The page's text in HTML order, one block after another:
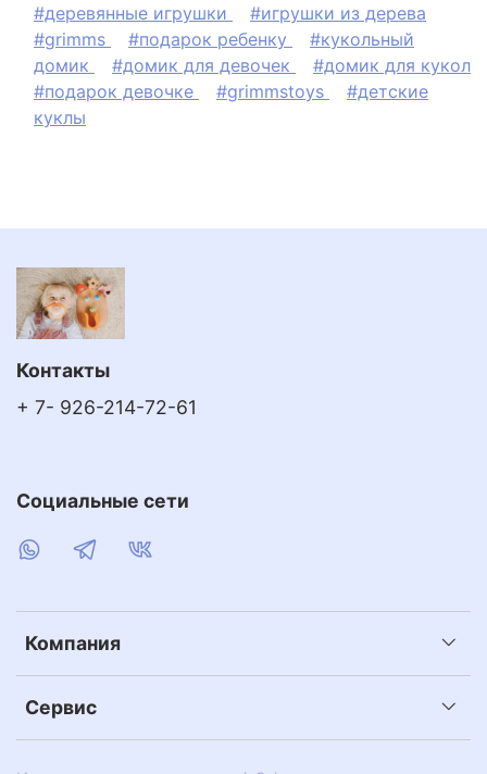
#деревянные игрушки
#игрушки из дерева
#grimms
#подарок ребенку
#кукольный
домик
#домик для девочек
#домик для кукол
#подарок девочке
#grimmstoys
#детские
куклы
Компания
Сервис
Контакты
+ 7- 926-214-72-61
Социальные сети